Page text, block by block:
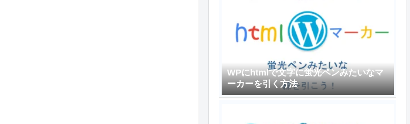
WPにhtmlで文字に蛍光ペンみたいなマ
ーカーを引く方法